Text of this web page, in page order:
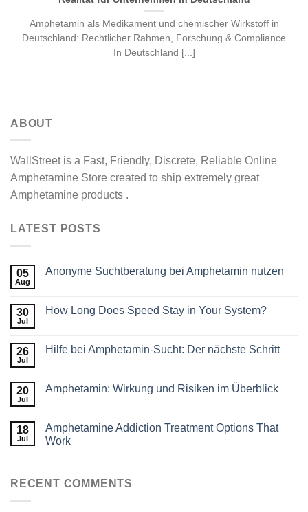
Amphetamin als Medikament und chemischer Wirkstoff in
Deutschland: Rechtlicher Rahmen, Forschung & Compliance
In Deutschland [...]
ABOUT
WallStreet is a Fast, Friendly, Discrete, Reliable Online
Amphetamine Store created to ship extremely great
Amphetamine products .
LATEST POSTS
05
Aug
Anonyme Suchtberatung bei Amphetamin nutzen
30
Jul
How Long Does Speed Stay in Your System?
26
Jul
Hilfe bei Amphetamin-Sucht: Der nächste Schritt
20
Jul
Amphetamin: Wirkung und Risiken im Überblick
18
Jul
Amphetamine Addiction Treatment Options That
Work
RECENT COMMENTS